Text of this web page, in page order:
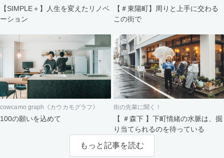
【SIMPLE＋】人生を変えたリノベ
ーション
【＃東陽町】周りと上手に交わる
この街で
cowcamo graph《カウカモグラフ》
100の願いを込めて
街の先輩に聞く！
【 ＃森下 】下町情緒の水脈は、掘
り当てられるのを待っている
もっと記事を読む